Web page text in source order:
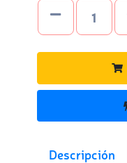
Descripción